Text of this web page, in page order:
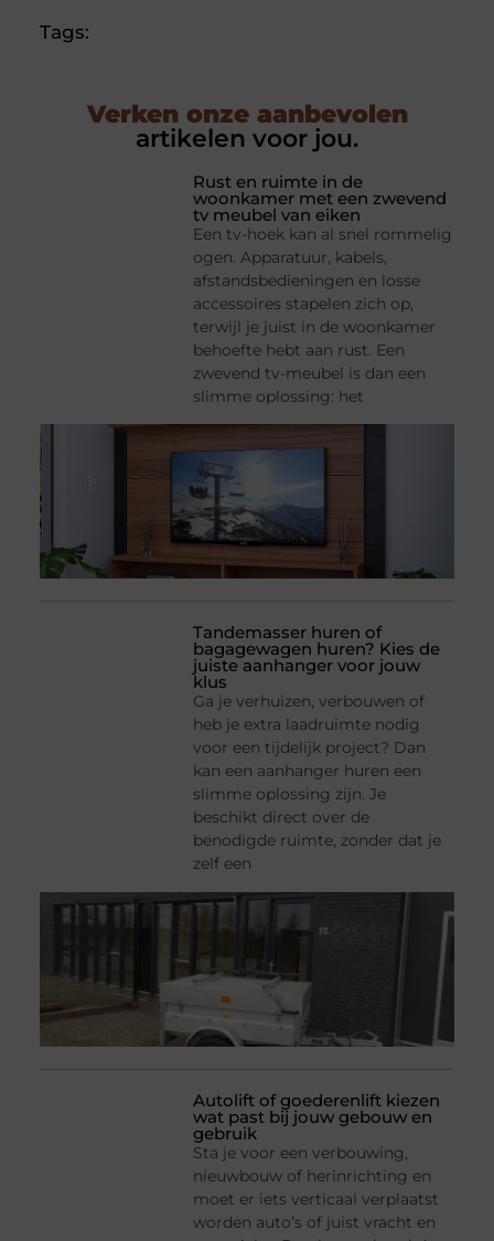
Tags:
Verken onze aanbevolen
artikelen voor jou.
Rust en ruimte in de
woonkamer met een zwevend
tv meubel van eiken
Een tv-hoek kan al snel rommelig
ogen. Apparatuur, kabels,
afstandsbedieningen en losse
accessoires stapelen zich op,
terwijl je juist in de woonkamer
behoefte hebt aan rust. Een
zwevend tv-meubel is dan een
slimme oplossing: het
Tandemasser huren of
bagagewagen huren? Kies de
juiste aanhanger voor jouw
klus
Ga je verhuizen, verbouwen of
heb je extra laadruimte nodig
voor een tijdelijk project? Dan
kan een aanhanger huren een
slimme oplossing zijn. Je
beschikt direct over de
benodigde ruimte, zonder dat je
zelf een
Autolift of goederenlift kiezen
wat past bij jouw gebouw en
gebruik
Sta je voor een verbouwing,
nieuwbouw of herinrichting en
moet er iets verticaal verplaatst
worden auto’s of juist vracht en